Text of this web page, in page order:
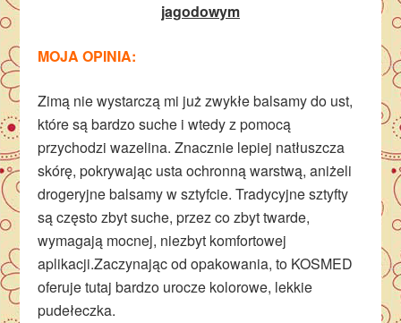
jagodowym
MOJA OPINIA:
Zimą nie wystarczą mi już zwykłe balsamy do ust,
które są bardzo suche i wtedy z pomocą
przychodzi wazelina. Znacznie lepiej natłuszcza
skórę, pokrywając usta ochronną warstwą, aniżeli
drogeryjne balsamy w sztyfcie. Tradycyjne sztyfty
są często zbyt suche, przez co zbyt twarde,
wymagają mocnej, niezbyt komfortowej
aplikacji.Zaczynając od opakowania, to KOSMED
oferuje tutaj bardzo urocze kolorowe, lekkie
pudełeczka.